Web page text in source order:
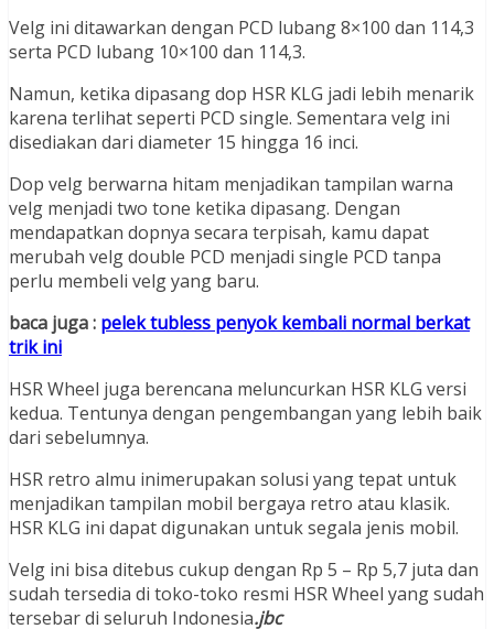
Velg ini ditawarkan dengan PCD lubang 8×100 dan 114,3
serta PCD lubang 10×100 dan 114,3.
Namun, ketika dipasang dop HSR KLG jadi lebih menarik
karena terlihat seperti PCD single. Sementara velg ini
disediakan dari diameter 15 hingga 16 inci.
Dop velg berwarna hitam menjadikan tampilan warna
velg menjadi two tone ketika dipasang. Dengan
mendapatkan dopnya secara terpisah, kamu dapat
merubah velg double PCD menjadi single PCD tanpa
perlu membeli velg yang baru.
baca juga : pelek tubless penyok kembali normal berkat
trik ini
HSR Wheel juga berencana meluncurkan HSR KLG versi
kedua. Tentunya dengan pengembangan yang lebih baik
dari sebelumnya.
HSR retro almu inimerupakan solusi yang tepat untuk
menjadikan tampilan mobil bergaya retro atau klasik.
HSR KLG ini dapat digunakan untuk segala jenis mobil.
Velg ini bisa ditebus cukup dengan Rp 5 – Rp 5,7 juta dan
sudah tersedia di toko-toko resmi HSR Wheel yang sudah
tersebar di seluruh Indonesia.jbc